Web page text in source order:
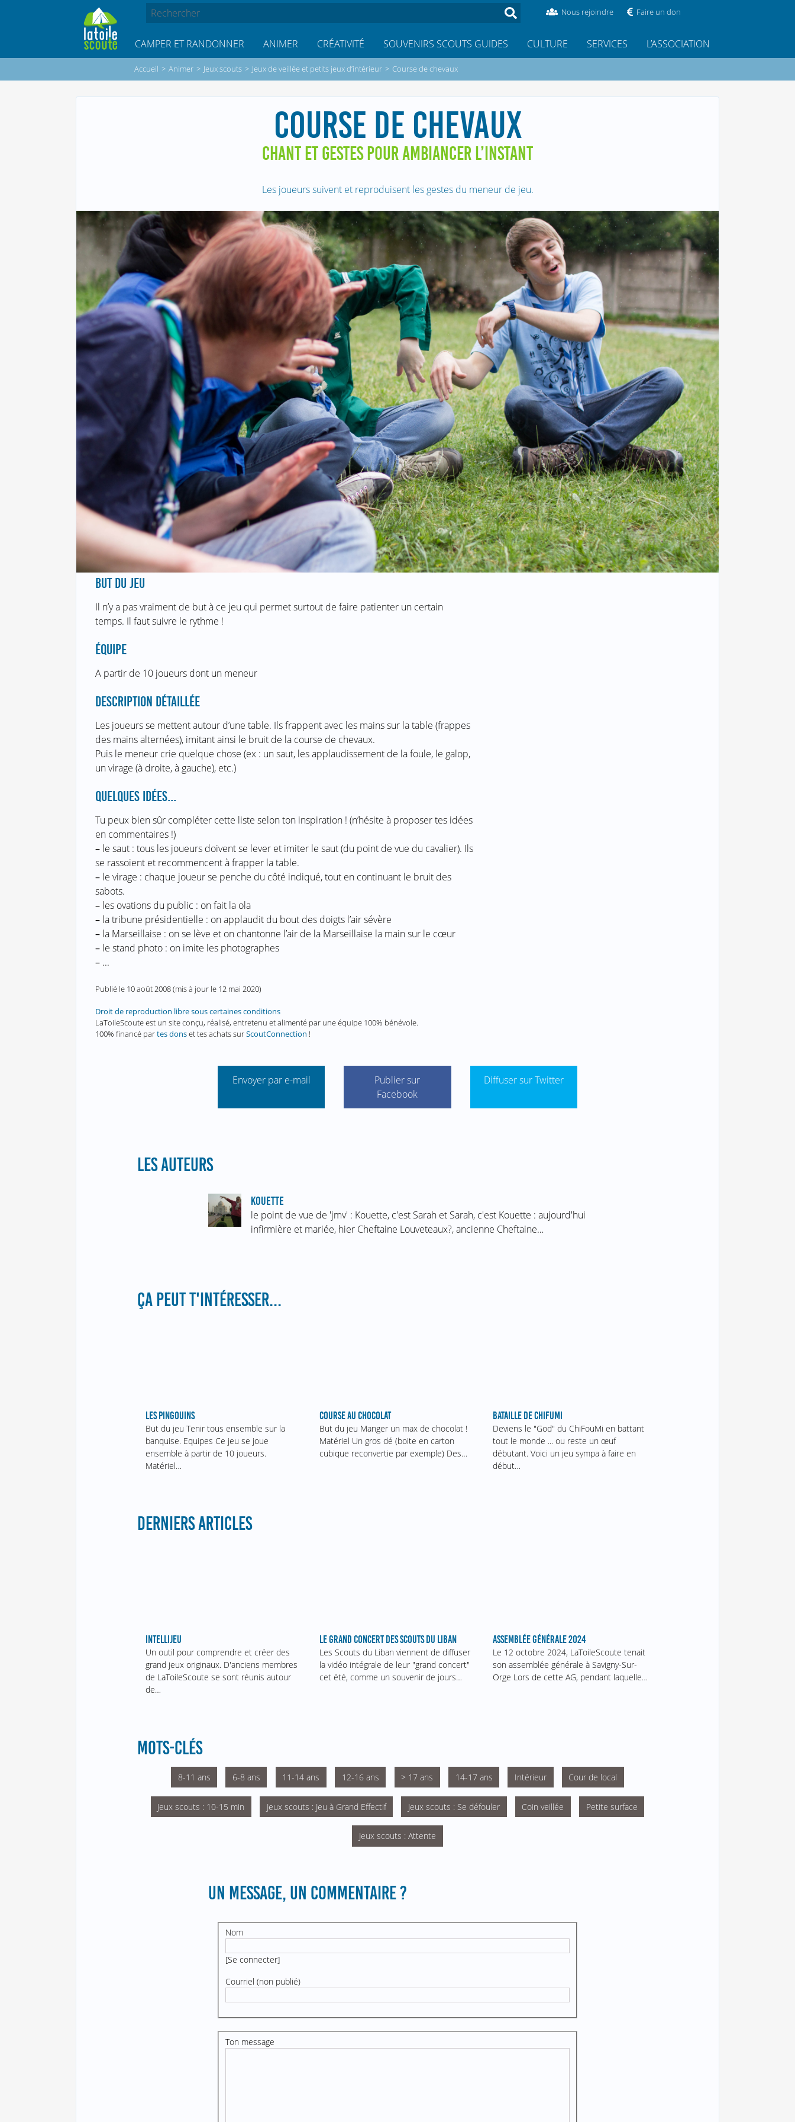
Nous rejoindre Faire un don
CAMPER ET RANDONNER ANIMER CRÉATIVITÉ SOUVENIRS SCOUTS GUIDES CULTURE SERVICES L’ASSOCIATION
Accueil > Animer > Jeux scouts > Jeux de veillée et petits jeux d’intérieur > Course de chevaux
COURSE DE CHEVAUX
CHANT ET GESTES POUR AMBIANCER L’INSTANT
Les joueurs suivent et reproduisent les gestes du meneur de jeu.
BUT DU JEU
Il n’y a pas vraiment de but à ce jeu qui permet surtout de faire patienter un certain
temps. Il faut suivre le rythme !
ÉQUIPE
A partir de 10 joueurs dont un meneur
DESCRIPTION DÉTAILLÉE
Les joueurs se mettent autour d’une table. Ils frappent avec les mains sur la table (frappes
des mains alternées), imitant ainsi le bruit de la course de chevaux.
Puis le meneur crie quelque chose (ex : un saut, les applaudissement de la foule, le galop,
un virage (à droite, à gauche), etc.)
QUELQUES IDÉES...
Tu peux bien sûr compléter cette liste selon ton inspiration ! (n’hésite à proposer tes idées
en commentaires !)
–le saut : tous les joueurs doivent se lever et imiter le saut (du point de vue du cavalier). Ils
se rassoient et recommencent à frapper la table.
–le virage : chaque joueur se penche du côté indiqué, tout en continuant le bruit des
sabots.
–les ovations du public : on fait la ola
–la tribune présidentielle : on applaudit du bout des doigts l’air sévère
–la Marseillaise : on se lève et on chantonne l’air de la Marseillaise la main sur le cœur
–le stand photo : on imite les photographes
–...
Publié le 10 août 2008(mis à jour le 12 mai 2020)
Droit de reproduction libre sous certaines conditions
LaToileScoute est un site conçu, réalisé, entretenu et alimenté par une équipe 100% bénévole.
100% financé partes donset tes achats surScoutConnection !
Envoyer par e-mail
Publier sur
Facebook
Diffuser sur Twitter
LES AUTEURS
KOUETTE
le point de vue de 'jmv' : Kouette, c'est Sarah et Sarah, c'est Kouette : aujourd'hui
infirmière et mariée, hier Cheftaine Louveteaux?, ancienne Cheftaine…
ÇA PEUT T'INTÉRESSER...
LES PINGOUINS
But du jeu Tenir tous ensemble sur la
banquise. Equipes Ce jeu se joue
ensemble à partir de 10 joueurs.
Matériel…
COURSE AU CHOCOLAT
But du jeu Manger un max de chocolat !
Matériel Un gros dé (boite en carton
cubique reconvertie par exemple) Des…
BATAILLE DE CHIFUMI
Deviens le "God" du ChiFouMi en battant
tout le monde ... ou reste un œuf
débutant. Voici un jeu sympa à faire en
début…
DERNIERS ARTICLES
INTELLIJEU
Un outil pour comprendre et créer des
grand jeux originaux. D'anciens membres
de LaToileScoute se sont réunis autour
de…
LE GRAND CONCERT DES SCOUTS DU LIBAN
Les Scouts du Liban viennent de diffuser
la vidéo intégrale de leur "grand concert"
cet été, comme un souvenir de jours…
ASSEMBLÉE GÉNÉRALE 2024
Le 12 octobre 2024, LaToileScoute tenait
son assemblée générale à Savigny-Sur-
Orge Lors de cette AG, pendant laquelle…
MOTS-CLÉS
8-11 ans 6-8 ans 11-14 ans 12-16 ans > 17 ans 14-17 ans Intérieur Cour de local
Jeux scouts : 10-15 min Jeux scouts : Jeu à Grand Effectif Jeux scouts : Se défouler Coin veillée Petite surface
Jeux scouts : Attente
UN MESSAGE, UN COMMENTAIRE ?
Nom
[Se connecter]
Courriel (non publié)
Ton message